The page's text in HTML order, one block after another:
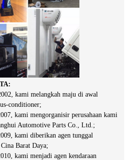
kami melangkah maju di awal
conditioner;
kami mengorganisir perusahaan kami
Automotive Parts Co., Ltd.;
kami diberikan agen tunggal
Barat Daya;
kami menjadi agen kendaraan